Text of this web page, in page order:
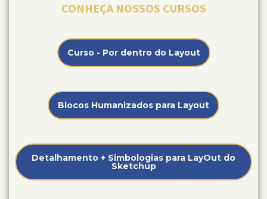
CONHEÇA NOSSOS CURSOS
Curso - Por dentro do Layout
Blocos Humanizados para Layout
Detalhamento + Simbologias para LayOut do
Sketchup